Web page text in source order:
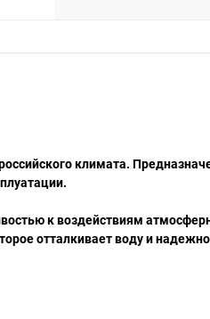
климата.
к воздействиям
отталкивает воду и